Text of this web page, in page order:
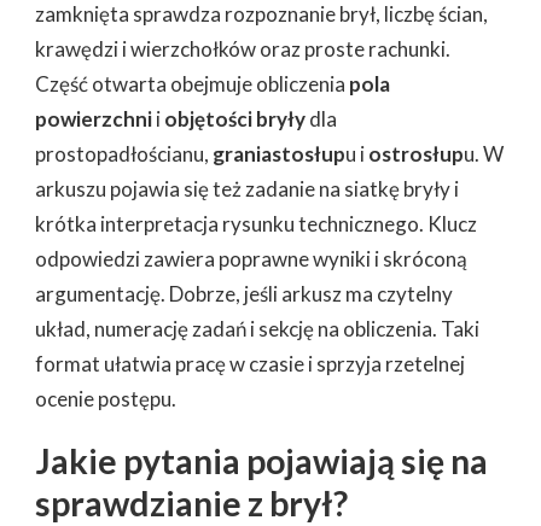
zamknięta sprawdza rozpoznanie brył, liczbę ścian,
krawędzi i wierzchołków oraz proste rachunki.
Część otwarta obejmuje obliczenia pola
powierzchniiobjętości bryłydla
prostopadłościanu, graniastosłupu iostrosłupu. W
arkuszu pojawia się też zadanie na siatkę bryły i
krótka interpretacja rysunku technicznego. Klucz
odpowiedzi zawiera poprawne wyniki i skróconą
argumentację. Dobrze, jeśli arkusz ma czytelny
układ, numerację zadań i sekcję na obliczenia. Taki
format ułatwia pracę w czasie i sprzyja rzetelnej
ocenie postępu.
Jakie pytania pojawiają się na
sprawdzianie z brył?